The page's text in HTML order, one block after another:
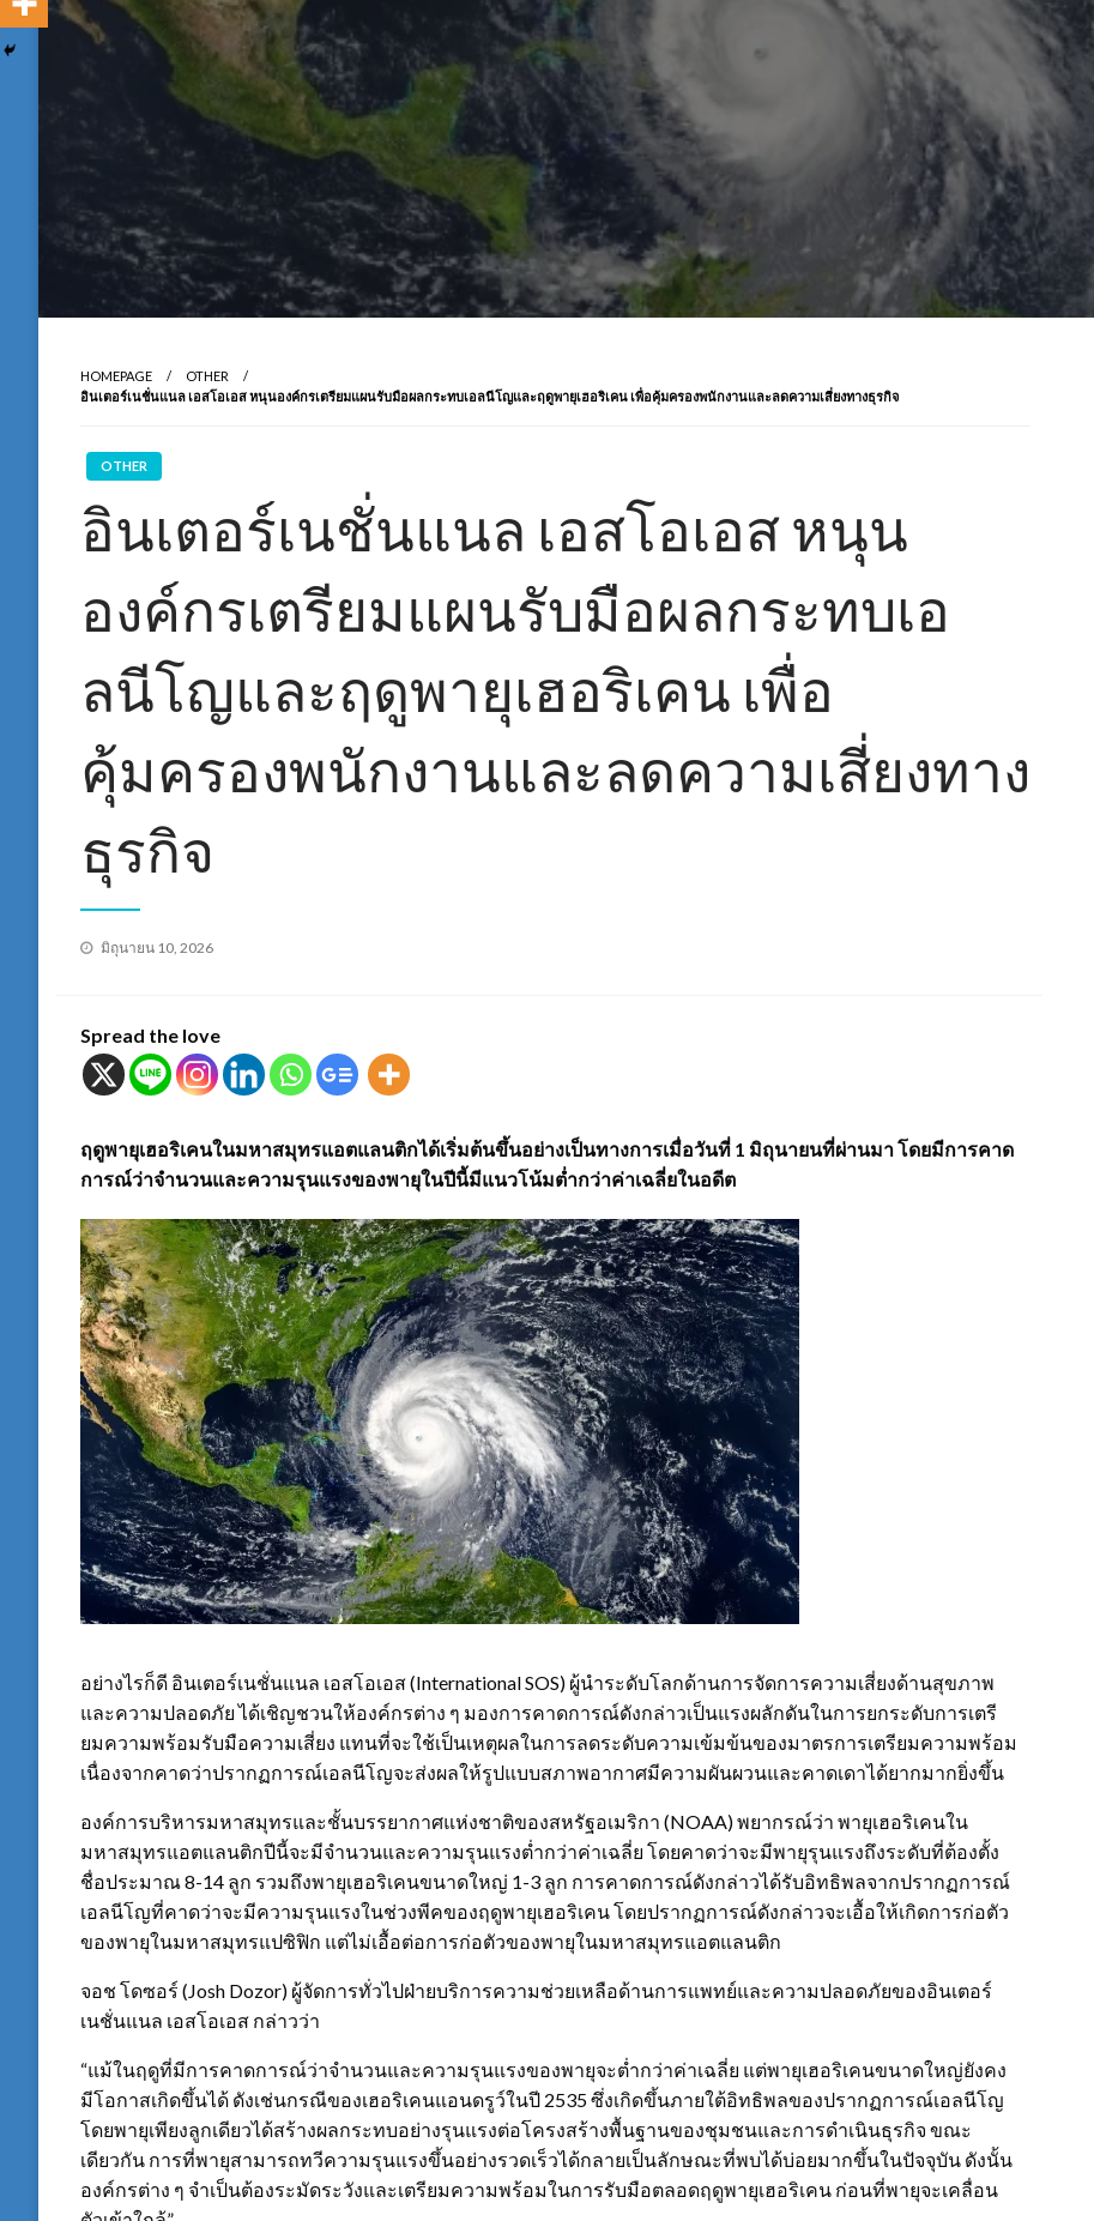
HOMEPAGE
OTHER
อินเตอร์เนชั่นแนล เอสโอเอส หนุนองค์กรเตรียมแผนรับมือผลกระทบเอลนีโญและฤดูพายุเฮอริเคน เพื่อคุ้มครองพนักงานและลดความเสี่ยงทางธุรกิจ
OTHER
อินเตอร์เนชั่นแนล เอสโอเอส หนุน
องค์กรเตรียมแผนรับมือผลกระทบเอ
ลนีโญและฤดูพายุเฮอริเคน เพื่อ
คุ้มครองพนักงานและลดความเสี่ยงทาง
ธุรกิจ
Posted
มิถุนายน 10, 2026
Spread the love
ฤดูพายุเฮอริเคนในมหาสมุทรแอตแลนติกได้เริ่มต้นขึ้นอย่างเป็นทางการเมื่อวันที่ 1 มิถุนายนที่ผ่านมา โดยมีการคาด
การณ์ว่าจำนวนและความรุนแรงของพายุในปีนี้มีแนวโน้มต่ำกว่าค่าเฉลี่ยในอดีต
อย่างไรก็ดี อินเตอร์เนชั่นแนล เอสโอเอส (International SOS) ผู้นำระดับโลกด้านการจัดการความเสี่ยงด้านสุขภาพ
และความปลอดภัย ได้เชิญชวนให้องค์กรต่าง ๆ มองการคาดการณ์ดังกล่าวเป็นแรงผลักดันในการยกระดับการเตรี
ยมความพร้อมรับมือความเสี่ยง แทนที่จะใช้เป็นเหตุผลในการลดระดับความเข้มข้นของมาตรการเตรียมความพร้อม
เนื่องจากคาดว่าปรากฏการณ์เอลนีโญจะส่งผลให้รูปแบบสภาพอากาศมีความผันผวนและคาดเดาได้ยากมากยิ่งขึ้น
องค์การบริหารมหาสมุทรและชั้นบรรยากาศแห่งชาติของสหรัฐอเมริกา (NOAA) พยากรณ์ว่า พายุเฮอริเคนใน
มหาสมุทรแอตแลนติกปีนี้จะมีจำนวนและความรุนแรงต่ำกว่าค่าเฉลี่ย โดยคาดว่าจะมีพายุรุนแรงถึงระดับที่ต้องตั้ง
ชื่อประมาณ 8-14 ลูก รวมถึงพายุเฮอริเคนขนาดใหญ่ 1-3 ลูก การคาดการณ์ดังกล่าวได้รับอิทธิพลจากปรากฏการณ์
เอลนีโญที่คาดว่าจะมีความรุนแรงในช่วงพีคของฤดูพายุเฮอริเคน โดยปรากฏการณ์ดังกล่าวจะเอื้อให้เกิดการก่อตัว
ของพายุในมหาสมุทรแปซิฟิก แต่ไม่เอื้อต่อการก่อตัวของพายุในมหาสมุทรแอตแลนติก
จอช โดซอร์ (Josh Dozor) ผู้จัดการทั่วไปฝ่ายบริการความช่วยเหลือด้านการแพทย์และความปลอดภัยของอินเตอร์
เนชั่นแนล เอสโอเอส กล่าวว่า
“แม้ในฤดูที่มีการคาดการณ์ว่าจำนวนและความรุนแรงของพายุจะต่ำกว่าค่าเฉลี่ย แต่พายุเฮอริเคนขนาดใหญ่ยังคง
มีโอกาสเกิดขึ้นได้ ดังเช่นกรณีของเฮอริเคนแอนดรูว์ในปี 2535 ซึ่งเกิดขึ้นภายใต้อิทธิพลของปรากฏการณ์เอลนีโญ
โดยพายุเพียงลูกเดียวได้สร้างผลกระทบอย่างรุนแรงต่อโครงสร้างพื้นฐานของชุมชนและการดำเนินธุรกิจ ขณะ
เดียวกัน การที่พายุสามารถทวีความรุนแรงขึ้นอย่างรวดเร็วได้กลายเป็นลักษณะที่พบได้บ่อยมากขึ้นในปัจจุบัน ดังนั้น
องค์กรต่าง ๆ จำเป็นต้องระมัดระวังและเตรียมความพร้อมในการรับมือตลอดฤดูพายุเฮอริเคน ก่อนที่พายุจะเคลื่อน